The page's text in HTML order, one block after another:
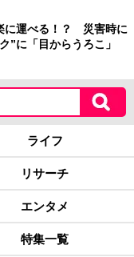
に運べる！？ 災害時に
”に「目からうろこ」
ライフ
リサーチ
エンタメ
特集一覧